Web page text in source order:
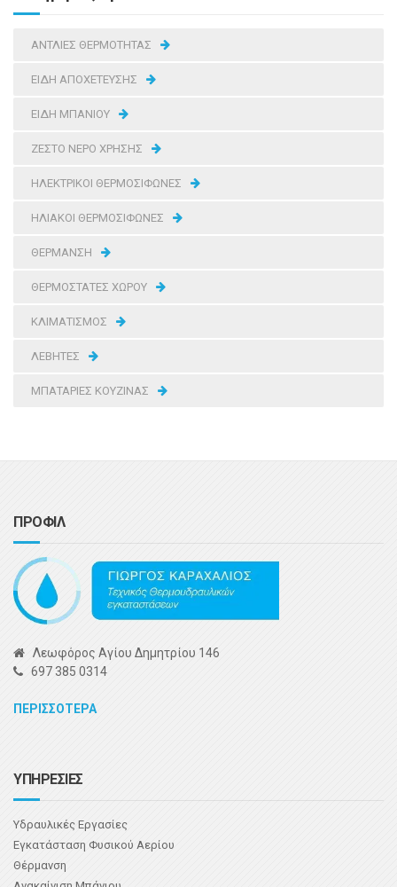
ΑΝΤΛΙΕΣ ΘΕΡΜΟΤΗΤΑΣ
ΕΙΔΗ ΑΠΟΧΕΤΕΥΣΗΣ
ΕΙΔΗ ΜΠΑΝΙΟΥ
ΖΕΣΤΟ ΝΕΡΟ ΧΡΗΣΗΣ
ΗΛΕΚΤΡΙΚΟΙ ΘΕΡΜΟΣΙΦΩΝΕΣ
ΗΛΙΑΚΟΙ ΘΕΡΜΟΣΙΦΩΝΕΣ
ΘΕΡΜΑΝΣΗ
ΘΕΡΜΟΣΤΑΤΕΣ ΧΩΡΟΥ
ΚΛΙΜΑΤΙΣΜΟΣ
ΛΕΒΗΤΕΣ
ΜΠΑΤΑΡΙΕΣ ΚΟΥΖΙΝΑΣ
ΠΡΟΦΙΛ
Λεωφόρος Αγίου Δημητρίου 146
697 385 0314
ΠΕΡΙΣΣΟΤΕΡΑ
ΥΠΗΡΕΣΙΕΣ
Υδραυλικές Εργασίες
Εγκατάσταση Φυσικού Αερίου
Θέρμανση